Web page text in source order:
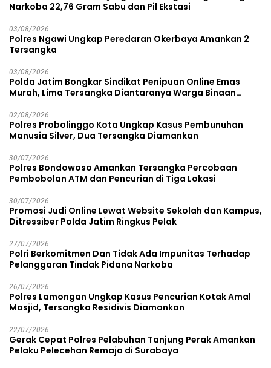
Narkoba 22,76 Gram Sabu dan Pil Ekstasi
03/08/2026
Polres Ngawi Ungkap Peredaran Okerbaya Amankan 2
Tersangka
03/08/2026
Polda Jatim Bongkar Sindikat Penipuan Online Emas
Murah, Lima Tersangka Diantaranya Warga Binaan
02/08/2026
Polres Probolinggo Kota Ungkap Kasus Pembunuhan
Manusia Silver, Dua Tersangka Diamankan
30/07/2026
Polres Bondowoso Amankan Tersangka Percobaan
Pembobolan ATM dan Pencurian di Tiga Lokasi
30/07/2026
Promosi Judi Online Lewat Website Sekolah dan Kampus,
Ditressiber Polda Jatim Ringkus Pelak
27/07/2026
Polri Berkomitmen Dan Tidak Ada Impunitas Terhadap
Pelanggaran Tindak Pidana Narkoba
26/07/2026
Polres Lamongan Ungkap Kasus Pencurian Kotak Amal
Masjid, Tersangka Residivis Diamankan
22/07/2026
Gerak Cepat Polres Pelabuhan Tanjung Perak Amankan
Pelaku Pelecehan Remaja di Surabaya